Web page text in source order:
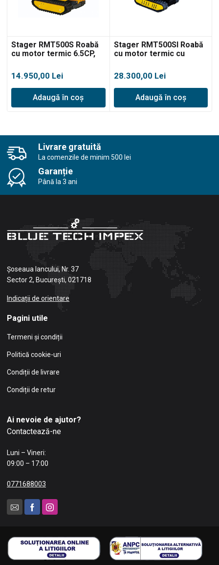
Stager RMT500S Roabă
cu motor termic 6.5CP,
14.950,00 Lei
Adaugă în coș
Stager RMT500SI Roabă
cu motor termic cu
500kg, șenile
28.300,00 Lei
Adaugă în coș
Livrare gratuită
La comenzile de minim 500 lei
Garanție
Până la 3 ani
Șoseaua Iancului, Nr. 37
Sector 2, București, 021718
Indicații de orientare
Pagini utile
Termeni și condiții
Politică cookie-uri
Condiții de livrare
Condiții de retur
Ai nevoie de ajutor?
Contactează-ne
Luni – Vineri:
09:00 – 17:00
0771688003